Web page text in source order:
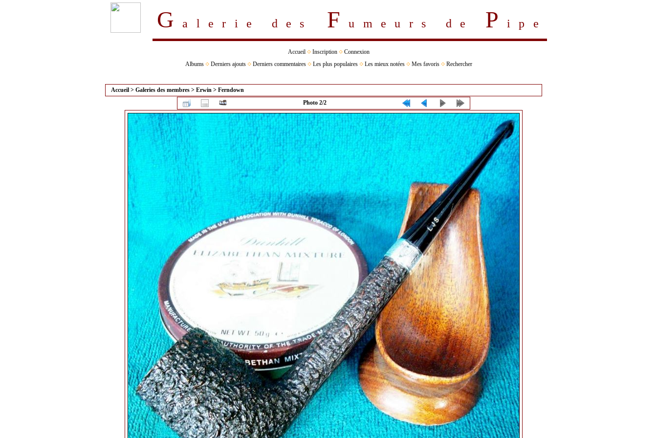
Galerie des Fumeurs de P ipe
Accueil Inscription
Connexion
Albums
Derniers ajouts Derniers commentaires Les plus populaires Les mieux notées Mes favoris Rechercher
Accueil > Galeries des membres > Erwin > Ferndown
Photo 2/2